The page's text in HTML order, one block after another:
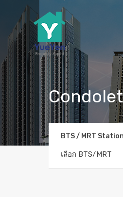
BTS / MRT Station
เลือก BTS/MRT